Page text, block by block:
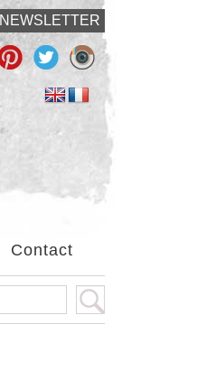
NEWSLETTER
Contact